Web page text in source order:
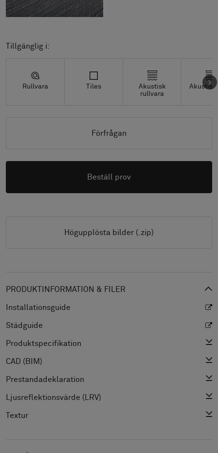
Tillgänglig i:
Rullvara Tiles
Akustisk
rullvara
Akustisk
Förfrågan
Beställ prov
Högupplösta bilder (.zip)
PRODUKTINFORMATION & FILER
Installationsguide
Städguide
Produktspecifikation
CAD (BIM)
Prestandadeklaration
Ljusreflektionsvärde (LRV)
Textur